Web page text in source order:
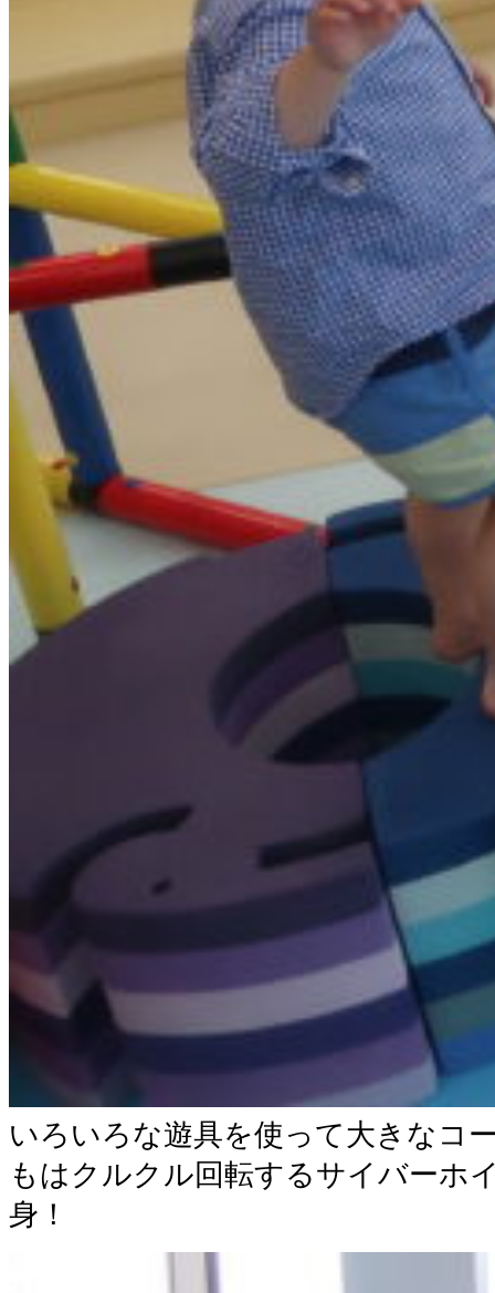
いろいろな遊具を使って大きなコ
もはクルクル回転するサイバーホ
身！